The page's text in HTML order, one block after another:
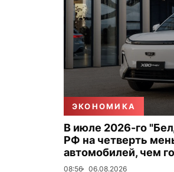
ЭКОНОМИКА
В июле 2026-го
РФ на четверть
автомобилей, чем
08:56 06.08.2026